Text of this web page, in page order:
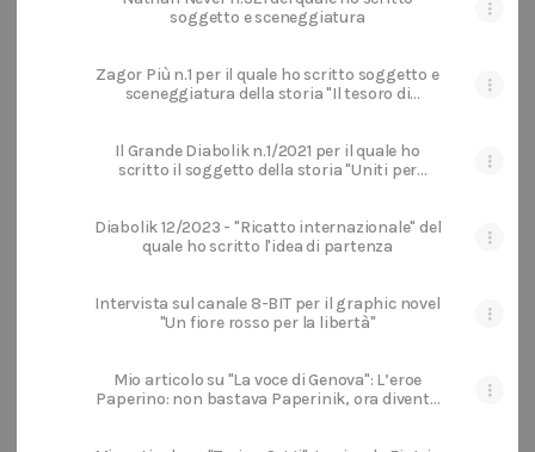
soggetto e sceneggiatura
Zagor Più n.1 per il quale ho scritto soggetto e
sceneggiatura della storia "Il tesoro di
Il Grande Diabolik n.1/2021 per il quale ho
scritto il soggetto della storia "Uniti per
Diabolik 12/2023 - "Ricatto internazionale" del
quale ho scritto l'idea di partenza
Intervista sul canale 8-BIT per il graphic novel
"Un fiore rosso per la libertà"
Mio articolo su "La voce di Genova": L’eroe
Paperino: non bastava Paperinik, ora diventa